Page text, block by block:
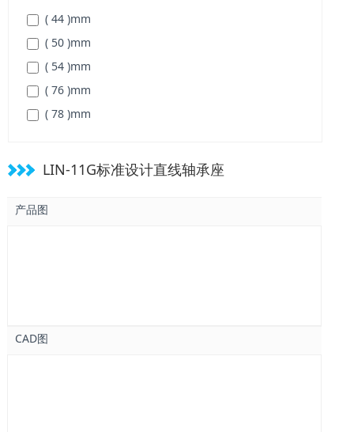
( 44 )mm
( 50 )mm
( 54 )mm
( 76 )mm
( 78 )mm
LIN-11G标准设计直线轴承座
产品图
CAD图